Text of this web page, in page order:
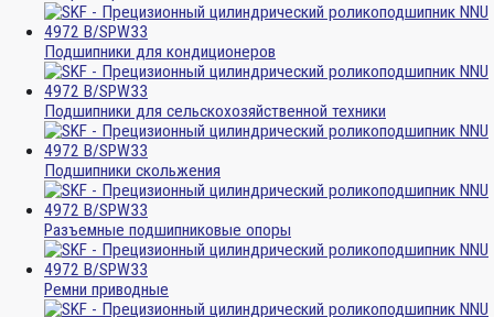
Подшипники для кондиционеров
Подшипники для сельскохозяйственной техники
Подшипники скольжения
Разъемные подшипниковые опоры
Ремни приводные